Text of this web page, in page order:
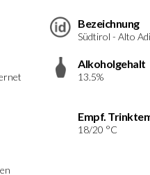
Bezeichnung
Südtirol - Alto
Alkoholgehalt
13.5%
Empf.
18/20 °C